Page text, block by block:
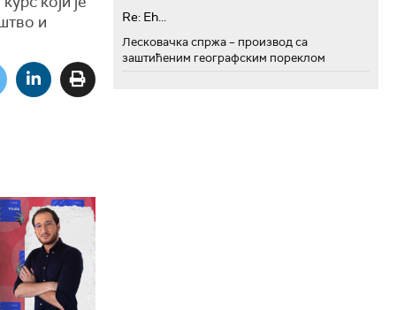
и
Re: Eh...
Лесковачка спржа – производ са
заштићеним географским пореклом